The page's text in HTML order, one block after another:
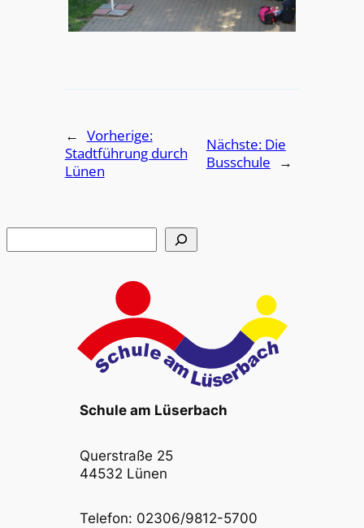
← Vorherige:
Stadtführung durch
Lünen
Nächste: Die
Busschule
→
Schule am Lüserbach
Querstraße 25
44532 Lünen
Telefon: 02306/9812-5700